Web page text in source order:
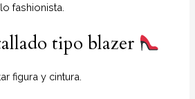
fashionista.
tipo blazer
figura y cintura.